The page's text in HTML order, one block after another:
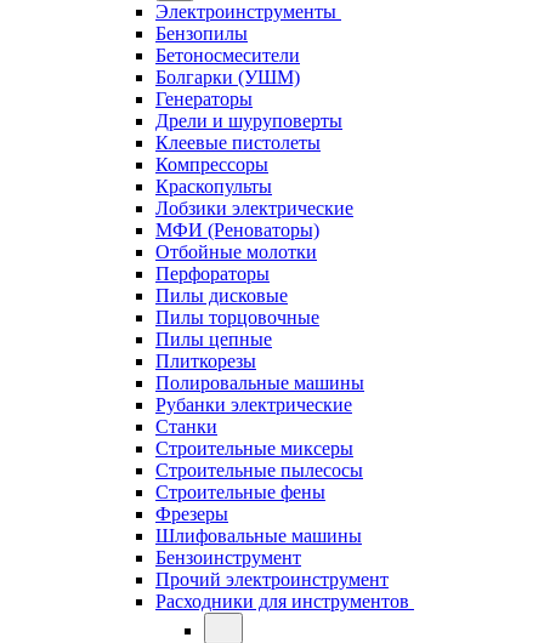
Электроинструменты
Бензопилы
Бетоносмесители
Болгарки (УШМ)
Генераторы
Дрели и шуруповерты
Клеевые пистолеты
Компрессоры
Краскопульты
Лобзики электрические
МФИ (Реноваторы)
Отбойные молотки
Перфораторы
Пилы дисковые
Пилы торцовочные
Пилы цепные
Плиткорезы
Полировальные машины
Рубанки электрические
Станки
Строительные миксеры
Строительные пылесосы
Строительные фены
Фрезеры
Шлифовальные машины
Бензоинструмент
Прочий электроинструмент
Расходники для инструментов